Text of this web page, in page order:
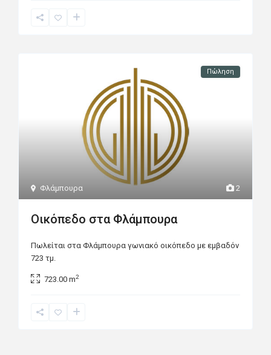
2
Φλάμπουρα
Πώληση
Οικόπεδο στα Φλάμπουρα
Πωλείται στα Φλάμπουρα γωνιακό οικόπεδο με εμβαδόν
723 τμ.
723.00 m2